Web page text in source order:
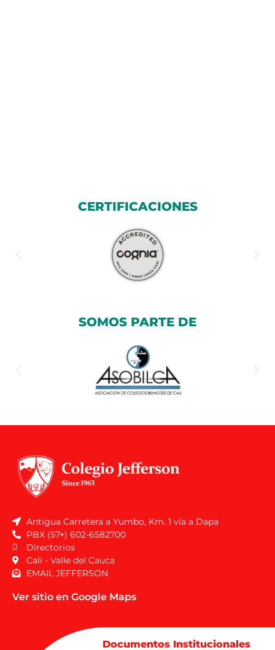
CERTIFICACIONES
SOMOS PARTE DE
Antigua Carretera a Yumbo, Km. 1 vía a Dapa
PBX (57+) 602-6582700
Directorios
Cali - Valle del Cauca
EMAIL JEFFERSON
Ver sitio en Google Maps
Documentos Institucionales